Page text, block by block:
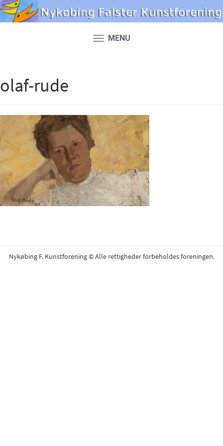
Toggle
MENU
olaf-rude
Nykøbing F. Kunstforening © Alle rettigheder forbeholdes foreningen.